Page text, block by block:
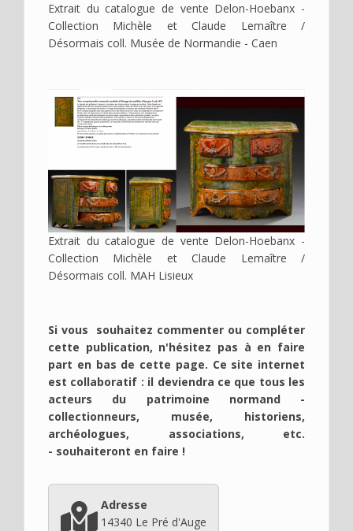
Extrait du catalogue de vente Delon-Hoebanx -
Collection Michèle et Claude Lemaître /
Désormais coll. Musée de Normandie - Caen
Image
Extrait du catalogue de vente Delon-Hoebanx -
Collection Michèle et Claude Lemaître /
Désormais coll. MAH Lisieux
Si vous souhaitez commenter ou compléter
cette publication, n'hésitez pas à en faire
part en bas de cette page. Ce site internet
est collaboratif : il deviendra ce que tous les
acteurs du patrimoine normand -
collectionneurs, musée, historiens,
archéologues, associations, etc.
- souhaiteront en faire !
Adresse
14340 Le Pré d'Auge